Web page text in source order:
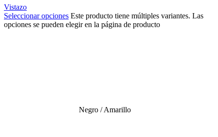
Vistazo
Seleccionar opciones Este producto tiene múltiples variantes. Las
opciones se pueden elegir en la página de producto
Negro / Amarillo